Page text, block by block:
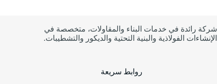
شركة رائدة في خدمات البناء والمقاولات، متخصصة في
الإنشاءات الفولاذية والبنية التحتية والديكور والتشطيبات.
روابط سريعة